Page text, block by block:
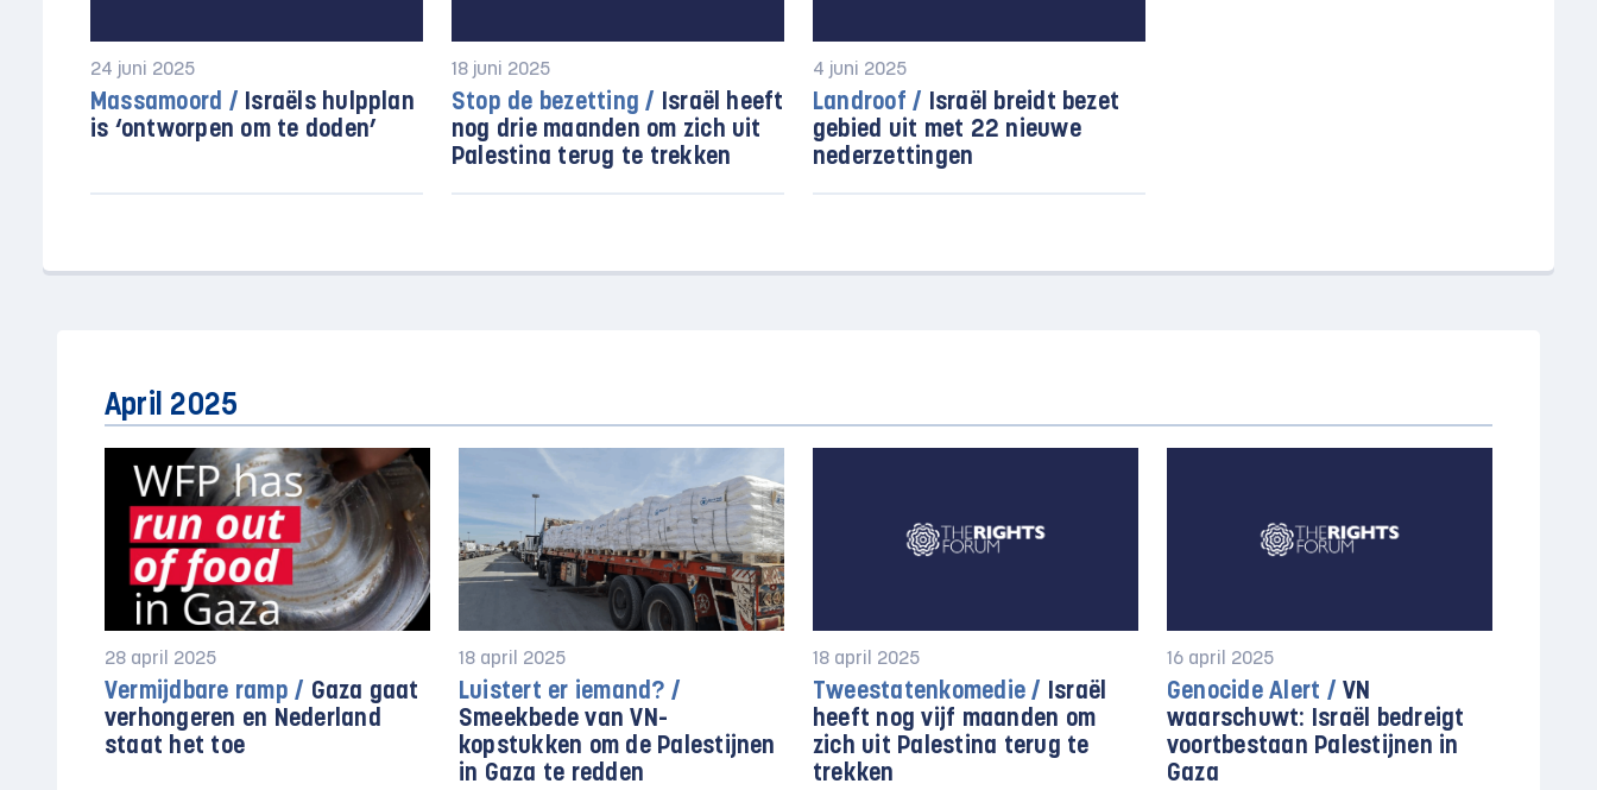
24 juni 2025
Massamoord / Israëls hulpplan
is ‘ontworpen om te doden’
18 juni 2025
Stop de bezetting / Israël heeft
nog drie maanden om zich uit
Palestina terug te trekken
4 juni 2025
Landroof / Israël breidt bezet
gebied uit met 22 nieuwe
nederzettingen
April 2025
28 april 2025
Vermijdbare ramp / Gaza gaat
verhongeren en Nederland
staat het toe
18 april 2025
Luistert er iemand? /
Smeekbede van VN-
kopstukken om de Palestijnen
in Gaza te redden
18 april 2025
Tweestatenkomedie / Israël
heeft nog vijf maanden om
zich uit Palestina terug te
trekken
16 april 2025
Genocide Alert / VN
waarschuwt: Israël bedreigt
voortbestaan Palestijnen in
Gaza